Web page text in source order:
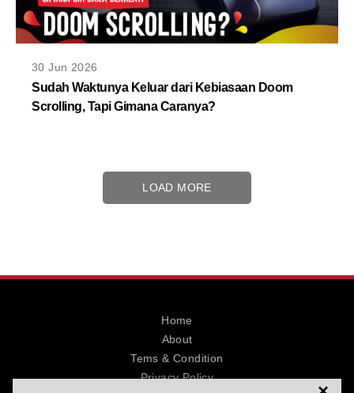
30 Jun 2026
Sudah Waktunya Keluar dari Kebiasaan Doom
Scrolling, Tapi Gimana Caranya?
LOAD MORE
Home
About
Tems & Condition
Privacy Policy